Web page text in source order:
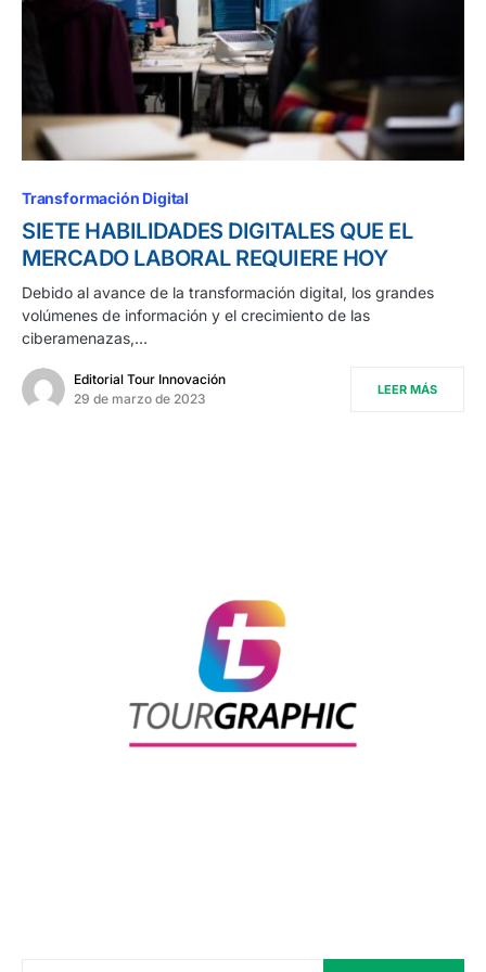
Transformación Digital
SIETE HABILIDADES DIGITALES QUE EL
MERCADO LABORAL REQUIERE HOY
Debido al avance de la transformación digital, los grandes
volúmenes de información y el crecimiento de las
ciberamenazas,…
Editorial Tour Innovación
29 de marzo de 2023
LEER MÁS